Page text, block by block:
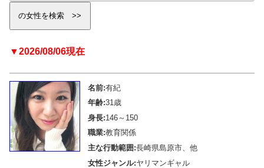
▼2026/08/06現在
名前:有紀
年齢:31歳
身長:146～150
職業:教育関係
主な行動範囲:長崎県島原市、他
女性ジャンル:ヤリマンギャル